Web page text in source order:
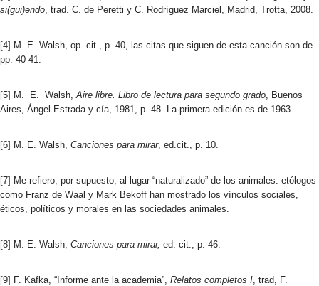
si(gui)endo, trad. C. de Peretti y C. Rodríguez Marciel, Madrid, Trotta, 2008.
[4] M. E. Walsh, op. cit., p. 40, las citas que siguen de esta canción son de
pp. 40-41.
[5] M. E. Walsh,Aire libre. Libro de lectura para segundo grado, Buenos
Aires, Ángel Estrada y cía, 1981, p. 48. La primera edición es de 1963.
[6] M. E. Walsh, Canciones para mirar, ed.cit., p. 10.
[7] Me refiero, por supuesto, al lugar “naturalizado” de los animales: etólogos
como Franz de Waal y Mark Bekoff han mostrado los vínculos sociales,
éticos, políticos y morales en las sociedades animales.
[8] M. E. Walsh, Canciones para mirar, ed. cit., p. 46.
[9] F. Kafka, “Informe ante la academia”, Relatos completos I, trad, F.